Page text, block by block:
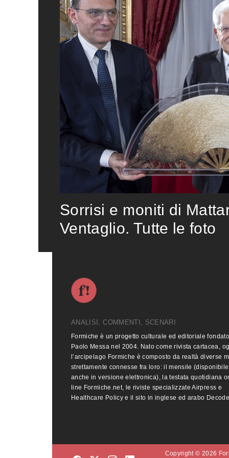
Sorrisi e moniti di
Ventaglio. Tutte le foto
ANALISI, COMMENTI, SCENARI
Formiche è un progetto culturale ed editoriale
Paolo Messa nel 2004. Nato come rivista cartacea,
l’arcipelago Formiche è composto da realtà diverse
strettamente connesse fra loro: il mensile (disponibile
anche in versione elettronica), la testata quotidiana
line Formiche.net, le riviste specializzate Airpress e
Healthcare Policy e il sito in inglese ed arabo
Copyright © 2026